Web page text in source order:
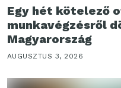
Egy hét kötelező
munkavégzésről
Magyarország
AUGUSZTUS 3, 2026